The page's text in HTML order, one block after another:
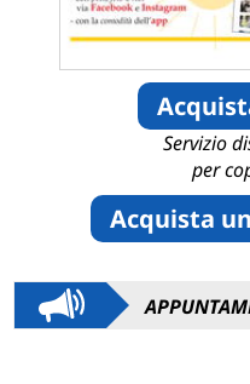
Servizio
per
Acquista